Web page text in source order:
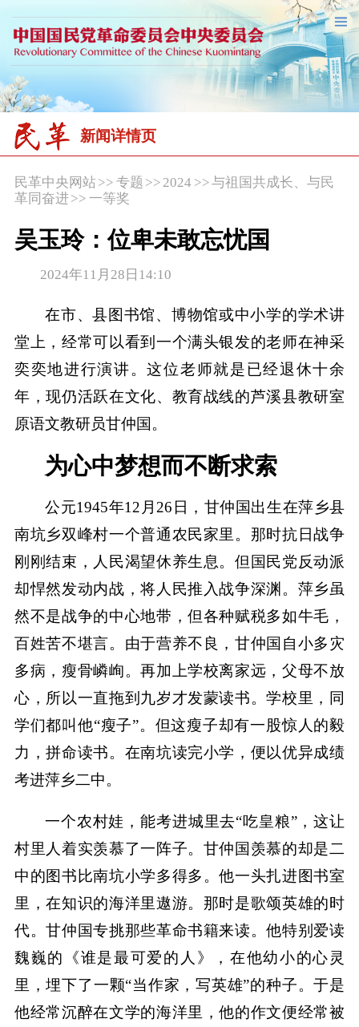
新闻详情页
民革中央网站>> 专题 >>2024 >>与祖国共成长、与民
革同奋进 >> 一等奖
吴玉玲：位卑未敢忘忧国
2024年11月28日14:10
在市、县图书馆、博物馆或中小学的学术讲
堂上，经常可以看到一个满头银发的老师在神采
奕奕地进行演讲。这位老师就是已经退休十余
年，现仍活跃在文化、教育战线的芦溪县教研室
原语文教研员甘仲国。
为心中梦想而不断求索
公元1945年12月26日，甘仲国出生在萍乡县
南坑乡双峰村一个普通农民家里。那时抗日战争
刚刚结束，人民渴望休养生息。但国民党反动派
却悍然发动内战，将人民推入战争深渊。萍乡虽
然不是战争的中心地带，但各种赋税多如牛毛，
百姓苦不堪言。由于营养不良，甘仲国自小多灾
多病，瘦骨嶙峋。再加上学校离家远，父母不放
心，所以一直拖到九岁才发蒙读书。学校里，同
学们都叫他“瘦子”。但这瘦子却有一股惊人的毅
力，拼命读书。在南坑读完小学，便以优异成绩
考进萍乡二中。
一个农村娃，能考进城里去“吃皇粮”，这让
村里人着实羡慕了一阵子。甘仲国羡慕的却是二
中的图书比南坑小学多得多。他一头扎进图书室
里，在知识的海洋里遨游。那时是歌颂英雄的时
代。甘仲国专挑那些革命书籍来读。他特别爱读
魏巍的《谁是最可爱的人》，在他幼小的心灵
里，埋下了一颗“当作家，写英雄”的种子。于是
他经常沉醉在文学的海洋里，他的作文便经常被